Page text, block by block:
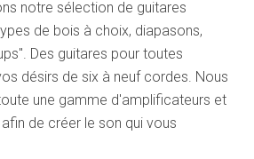
notre sélection de guitares
de bois à choix, diapasons,
Des guitares pour toutes
désirs de six à neuf cordes. Nous
une gamme d'amplificateurs et
de créer le son qui vous